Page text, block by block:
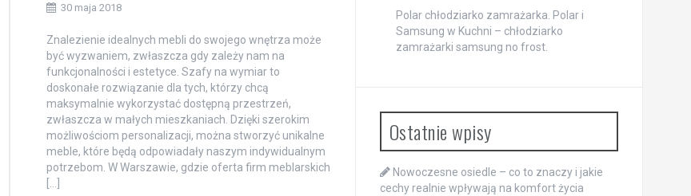
30 maja 2018
Znalezienie idealnych mebli do swojego wnętrza może
być wyzwaniem, zwłaszcza gdy zależy nam na
funkcjonalności i estetyce. Szafy na wymiar to
doskonałe rozwiązanie dla tych, którzy chcą
maksymalnie wykorzystać dostępną przestrzeń,
zwłaszcza w małych mieszkaniach. Dzięki szerokim
możliwościom personalizacji, można stworzyć unikalne
meble, które będą odpowiadały naszym indywidualnym
potrzebom. W Warszawie, gdzie oferta firm meblarskich
Polar chłodziarko zamrażarka. Polar i
Samsung w Kuchni – chłodziarko
zamrażarki samsung no frost.
Ostatnie wpisy
Nowoczesne osiedle – co to znaczy i jakie
cechy realnie wpływają na komfort życia